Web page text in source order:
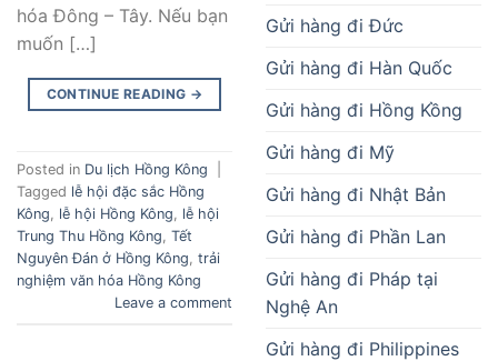
hóa Đông – Tây. Nếu bạn
muốn […]
CONTINUE READING →
Posted in Du lịch Hồng Kông
Tagged lễ hội đặc sắc Hồng
Kông, lễ hội Hồng Kông, lễ hội
Trung Thu Hồng Kông, Tết
Nguyên Đán ở Hồng Kông, trải
nghiệm văn hóa Hồng Kông
Leave a comment
Gửi hàng đi Đức
Gửi hàng đi Hàn Quốc
Gửi hàng đi Hồng Kồng
Gửi hàng đi Mỹ
Gửi hàng đi Nhật Bản
Gửi hàng đi Phần Lan
Gửi hàng đi Pháp tại
Nghệ An
Gửi hàng đi Philippines